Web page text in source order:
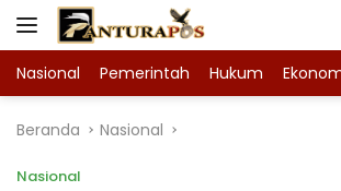
Langsung
Nasional Pemerintah Hukum
Beranda Nasional
Nasional